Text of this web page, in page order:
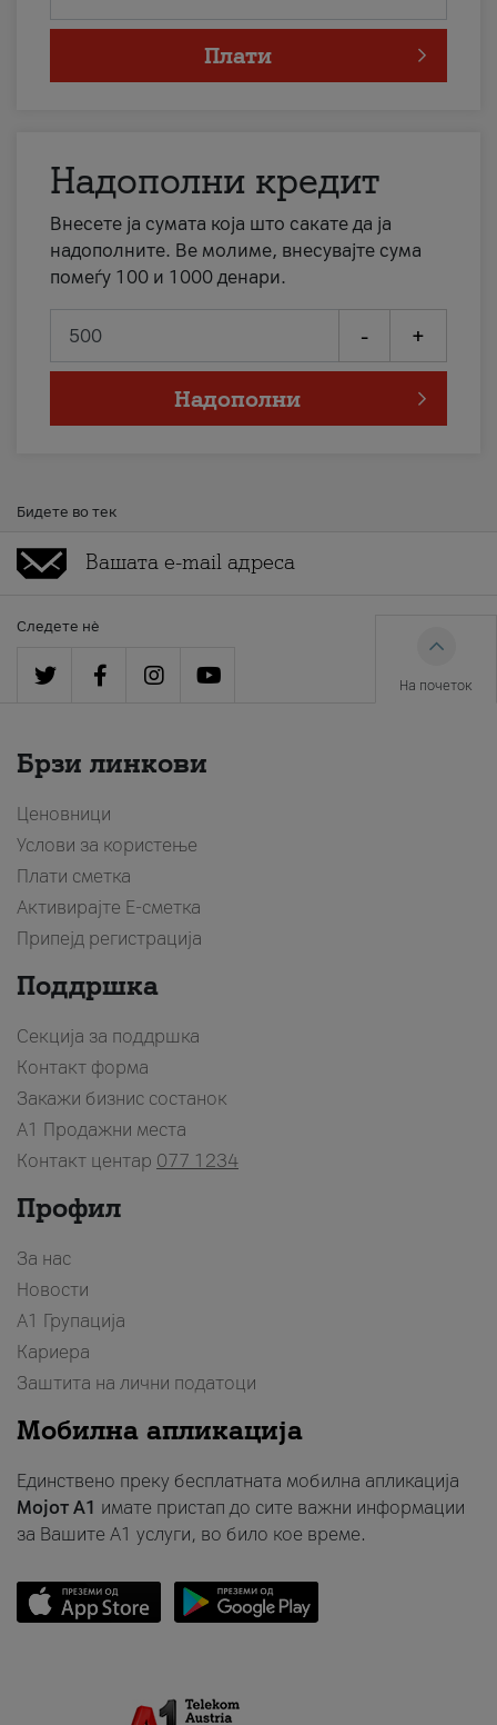
Плати
Надополни кредит
Внесете ја сумата која што сакате да ја
надополните. Ве молиме, внесувајте сума
помеѓу 100 и 1000 денари.
- +
Надополни
Бидете во тек
Следете нè
На почеток
Брзи линкови
Ценовници
Услови за користење
Плати сметка
Активирајте Е-сметка
Припејд регистрација
Поддршка
Секција за поддршка
Контакт форма
Закажи бизнис состанок
A1 Продажни места
Контакт центар 077 1234
Профил
За нас
Новости
А1 Групација
Кариера
Заштита на лични податоци
Мобилна апликација
Единствено преку бесплатната мобилна апликација
Мојот A1 имате пристап до сите важни информации
за Вашите A1 услуги, во било кое време.